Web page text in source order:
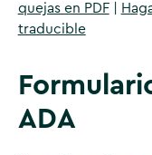
quejas en PDF|
traducible
ADA